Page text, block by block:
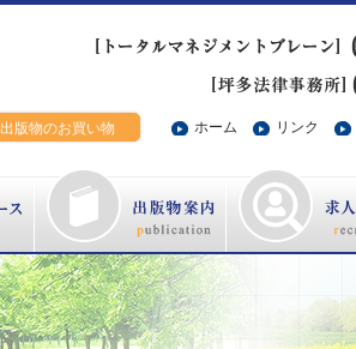
出版物のお買い物 ホーム リンク